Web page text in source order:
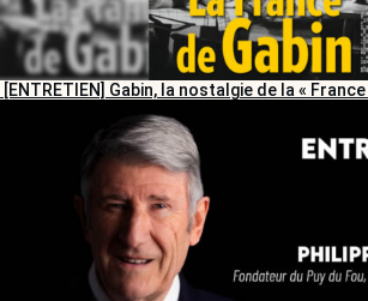
[ENTRETIEN] Gabin, la nostalgie de la « France